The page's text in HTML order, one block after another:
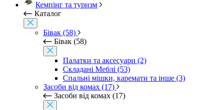
Кемпінг та туризм
Каталог
Бівак (58)
Бівак (58)
Палатки та аксесуари (2)
Складані Меблі (53)
Спальні мішки, каремати та інше (3)
Засоби від комах (17)
Засоби від комах (17)